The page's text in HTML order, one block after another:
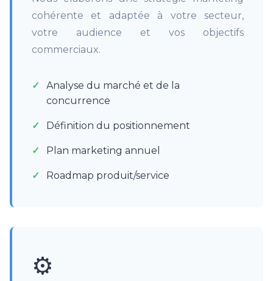
cohérente et adaptée à votre secteur,
votre audience et vos objectifs
commerciaux.
Analyse du marché et de la
concurrence
Définition du positionnement
Plan marketing annuel
Roadmap produit/service
⚙️